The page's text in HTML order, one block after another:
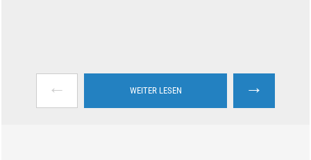
← WEITER LESEN →